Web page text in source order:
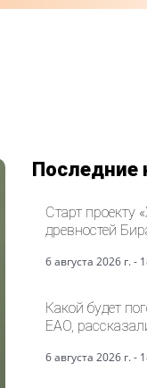
Последние
Старт проекту
древностей
6 августа 2026 г. -
Какой будет
ЕАО,
6 августа 2026 г. -